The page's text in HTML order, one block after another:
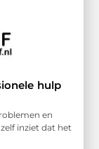
hulp
en
inziet dat het